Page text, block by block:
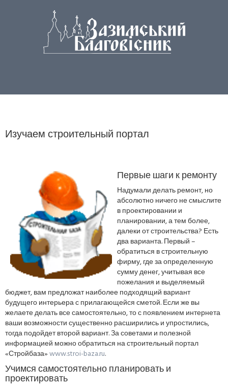
Изучаем строительный портал
Первые шаги к ремонту
Надумали делать ремонт, но
абсолютно ничего не смыслите
в проектировании и
планировании, а тем более,
далеки от строительства? Есть
два варианта. Первый –
обратиться в строительную
фирму, где за определенную
сумму денег, учитывая все
пожелания и выделяемый
бюджет, вам предложат наиболее подходящий вариант
будущего интерьера с прилагающейся сметой. Если же вы
желаете делать все самостоятельно, то с появлением интернета
ваши возможности существенно расширились и упростились,
тогда подойдет второй вариант. За советами и полезной
информацией можно обратиться на строительный портал
«Стройбаза»www.stroi-baza.ru.
Учимся самостоятельно планировать и
проектировать